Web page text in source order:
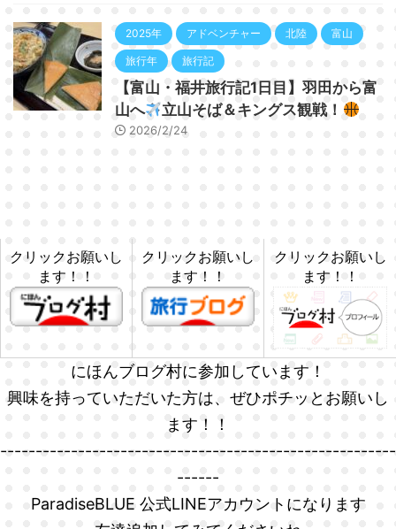
2025年 アドベンチャー 北陸 富山
旅行年 旅行記
【富山・福井旅行記1日目】羽田から富
山へ
立山そば＆キングス観戦！
2026/2/24
クリックお願いし
ます！！
クリックお願いし
ます！！
クリックお願いし
ます！！
にほんブログ村に参加しています！
興味を持っていただいた方は、ぜひポチッとお願いし
ます！！
--------------------------------------------------------
------
ParadiseBLUE 公式LINEアカウントになります